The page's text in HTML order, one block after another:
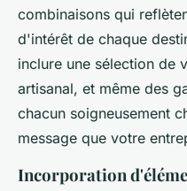
combinaisons qui
d'intérêt de chaque
inclure une sélection de
artisanal, et même des
chacun soigneusement
message que votre
Incorporation